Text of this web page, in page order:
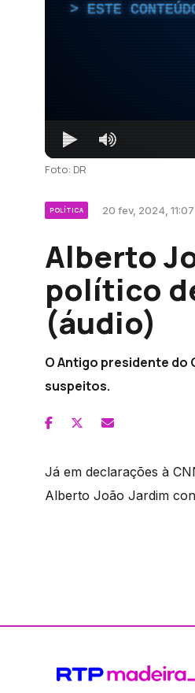
ESTE
Foto: DR
POLÍTICA 20 fev, 2024, 11:07
Alberto
político
(áudio)
O Antigo presidente do
suspeitos.
Já em declarações à
Alberto João Jardim